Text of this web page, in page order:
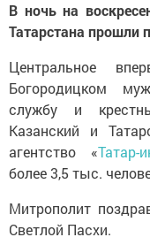
В ночь на
Татарстана прошли
Центральное
Богородицком
службу и
Казанский и
агентство «Татар-
более 3,5 тыс.
Митрополит
Светлой Пасхи.